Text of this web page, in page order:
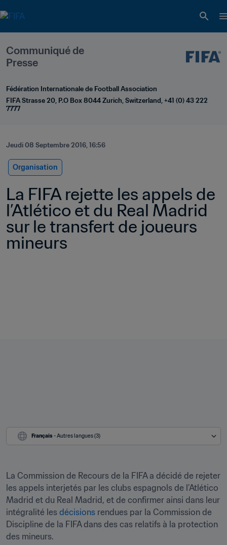
Communiqué de
Presse
Fédération Internationale de Football Association
FIFA Strasse 20, P.O Box 8044 Zurich, Switzerland, +41 (0) 43 222
7777
Jeudi 08 Septembre 2016, 16:56
Organisation
La FIFA rejette les appels de
l’Atlético et du Real Madrid
sur le transfert de joueurs
mineurs
Français - Autres langues (3)
La Commission de Recours de la FIFA a décidé de rejeter
les appels interjetés par les clubs espagnols de l’Atlético
Madrid et du Real Madrid, et de confirmer ainsi dans leur
intégralité les décisions rendues par la Commission de
Discipline de la FIFA dans des cas relatifs à la protection
des mineurs.